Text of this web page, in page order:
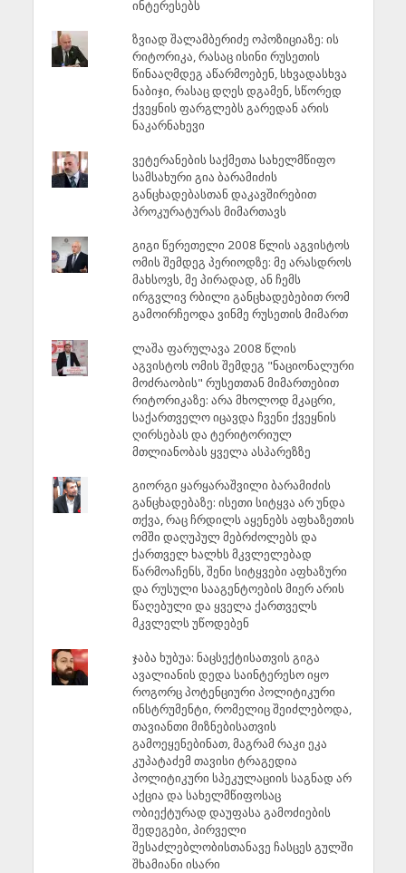
ინტერესებს
ზვიად შალამბერიძე ოპოზიციაზე: ის
რიტორიკა, რასაც ისინი რუსეთის
წინააღმდეგ აწარმოებენ, სხვადასხვა
ნაბიჯი, რასაც დღეს დგამენ, სწორედ
ქვეყნის ფარგლებს გარედან არის
ნაკარნახევი
ვეტერანების საქმეთა სახელმწიფო
სამსახური გია ბარამიძის
განცხადებასთან დაკავშირებით
პროკურატურას მიმართავს
გიგი წერეთელი 2008 წლის აგვისტოს
ომის შემდეგ პერიოდზე: მე არასდროს
მახსოვს, მე პირადად, ან ჩემს
ირგვლივ რბილი განცხადებებით რომ
გამოირჩეოდა ვინმე რუსეთის მიმართ
ლაშა ფარულავა 2008 წლის
აგვისტოს ომის შემდეგ "ნაციონალური
მოძრაობის" რუსეთთან მიმართებით
რიტორიკაზე: არა მხოლოდ მკაცრი,
საქართველო იცავდა ჩვენი ქვეყნის
ღირსებას და ტერიტორიულ
მთლიანობას ყველა ასპარეზზე
გიორგი ყარყარაშვილი ბარამიძის
განცხადებაზე: ისეთი სიტყვა არ უნდა
თქვა, რაც ჩრდილს აყენებს აფხაზეთის
ომში დაღუპულ მებრძოლებს და
ქართველ ხალხს მკვლელებად
წარმოაჩენს, შენი სიტყვები აფხაზური
და რუსული სააგენტოების მიერ არის
წაღებული და ყველა ქართველს
მკვლელს უწოდებენ
ჯაბა ხუბუა: ნაცსექტისათვის გიგა
ავალიანის დედა საინტერესო იყო
როგორც პოტენციური პოლიტიკური
ინსტრუმენტი, რომელიც შეიძლებოდა,
თავიანთი მიზნებისათვის
გამოეყენებინათ, მაგრამ რაკი ეკა
კუპატაძემ თავისი ტრაგედია
პოლიტიკური სპეკულაციის საგნად არ
აქცია და სახელმწიფოსაც
ობიექტურად დაუფასა გამოძიების
შედეგები, პირველი
შესაძლებლობისთანავე ჩასცეს გულში
შხამიანი ისარი